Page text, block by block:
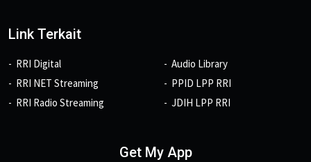
Link Terkait
RRI Digital
RRI NET Streaming
RRI Radio Streaming
Audio Library
PPID LPP RRI
JDIH LPP RRI
Get My App